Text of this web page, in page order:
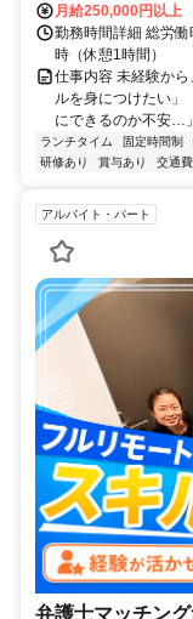
月給250,000円以上
勤務時間詳細 総労
時（休憩1時間）
仕事内容 未経験か
ルを身につけたい」
にできるのか不安…
ランチタイム 固定時間制
研修あり
賞与あり 交通
アルバイト・パート
弁護士マッチン